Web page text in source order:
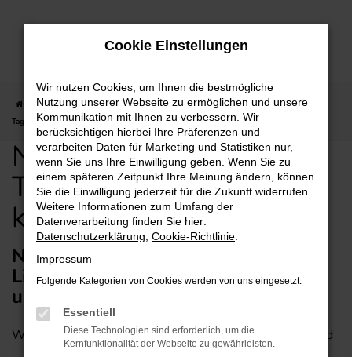
Zum
Startseite Wiesbaden Nissan Nissan Qashqai
Nissan Qashqai
Tageszulassung günstig kaufen mit Lieferservice
Nissan Qashqai
Tageszulassung günstig
kaufen mit Lieferservice
Nissan Qashqai Tageszulassung mit
Lieferservice nach Wiesbaden –
unsere Anregung für Wiesbaden
Wer beim Autokauf in Wiesbaden die Augen aufhält und
Cookie Einstellungen
Wir nutzen Cookies, um Ihnen die bestmögliche
Nutzung unserer Webseite zu ermöglichen und unsere
Kommunikation mit Ihnen zu verbessern. Wir
berücksichtigen hierbei Ihre Präferenzen und
verarbeiten Daten für Marketing und Statistiken nur,
wenn Sie uns Ihre Einwilligung geben. Wenn Sie zu
einem späteren Zeitpunkt Ihre Meinung ändern, können
Sie die Einwilligung jederzeit für die Zukunft widerrufen.
Weitere Informationen zum Umfang der
Datenverarbeitung finden Sie hier:
Datenschutzerklärung Cookie-Richtlinie
Impressum
Folgende Kategorien von Cookies werden von uns eingesetzt:
Essentiell
Diese Technologien sind erforderlich, um die
Kernfunktionalität der Webseite zu gewährleisten.